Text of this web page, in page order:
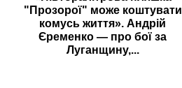
"Прозорої" може коштувати
комусь життя». Андрій
Єременко — про бої за
Луганщину,...